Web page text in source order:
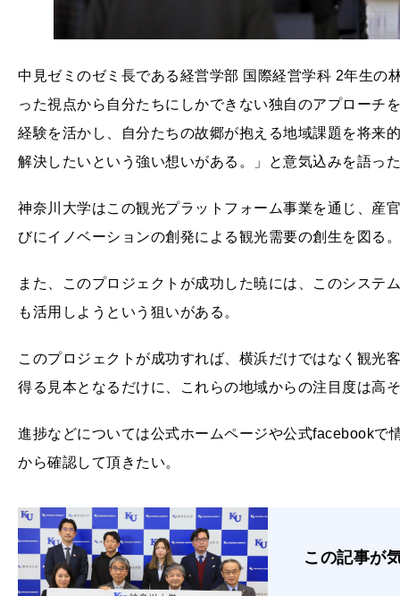
中見ゼミのゼミ長である経営学部 国際経営学科 2年生の
った視点から自分たちにしかできない独自のアプローチ
経験を活かし、自分たちの故郷が抱える地域課題を将来
解決したいという強い想いがある。」と意気込みを語っ
神奈川大学はこの観光プラットフォーム事業を通じ、産
びにイノベーションの創発による観光需要の創生を図る。
また、このプロジェクトが成功した暁には、このシステ
も活用しようという狙いがある。
このプロジェクトが成功すれば、横浜だけではなく観光
得る見本となるだけに、これらの地域からの注目度は高
進捗などについては公式ホームページや公式facebookで
から確認して頂きたい。
この記事が